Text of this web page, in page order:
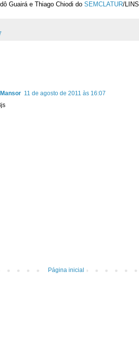
Guairá e Thiago Chiodi do SEMCLATUR/LINS
11 de agosto de 2011 às 16:07
Página inicial